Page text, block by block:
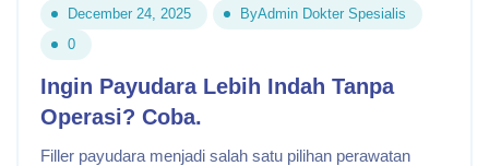
December 24, 2025 ByAdmin Dokter Spesialis
0
Ingin Payudara Lebih Indah Tanpa
Operasi? Coba.
Filler payudara menjadi salah satu pilihan perawatan